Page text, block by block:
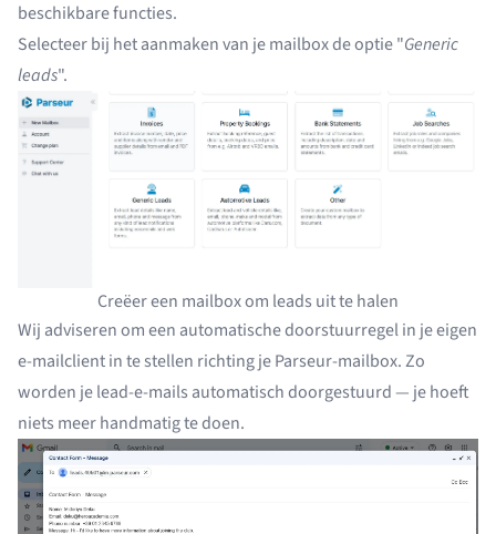
beschikbare functies.
Selecteer bij het aanmaken van je mailbox de optie "Generic
leads".
Creëer een mailbox om leads uit te halen
Wij adviseren omeen automatische doorstuurregelin je eigen
e-mailclient in te stellen richting je Parseur-mailbox. Zo
worden je lead-e-mails automatisch doorgestuurd — je hoeft
niets meer handmatig te doen.